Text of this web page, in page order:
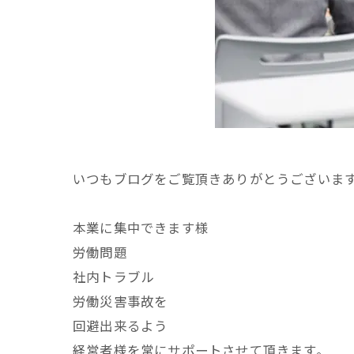
いつもブログをご覧頂きありがとうございま
本業に集中できます様
労働問題
社内トラブル
労働災害事故を
回避出来るよう
経営者様を常にサポートさせて頂きます。